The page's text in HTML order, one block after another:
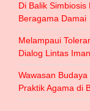
Di Balik
Beragama Damai
Melampaui
Dialog Lintas Iman
Wawasan
Praktik Agama di